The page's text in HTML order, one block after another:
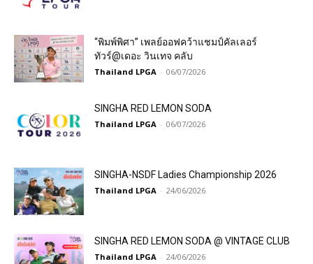
“พิมพ์พิศา” เพลย์ออฟคว้าแชมป์คัลเลอร์
ทัวร์@เดอะ วินเทจ คลับ
Thailand LPGA - 06/07/2026
SINGHA RED LEMON SODA
Thailand LPGA - 06/07/2026
SINGHA-NSDF Ladies Championship 2026
Thailand LPGA - 24/06/2026
SINGHA RED LEMON SODA @ VINTAGE CLUB
Thailand LPGA - 24/06/2026